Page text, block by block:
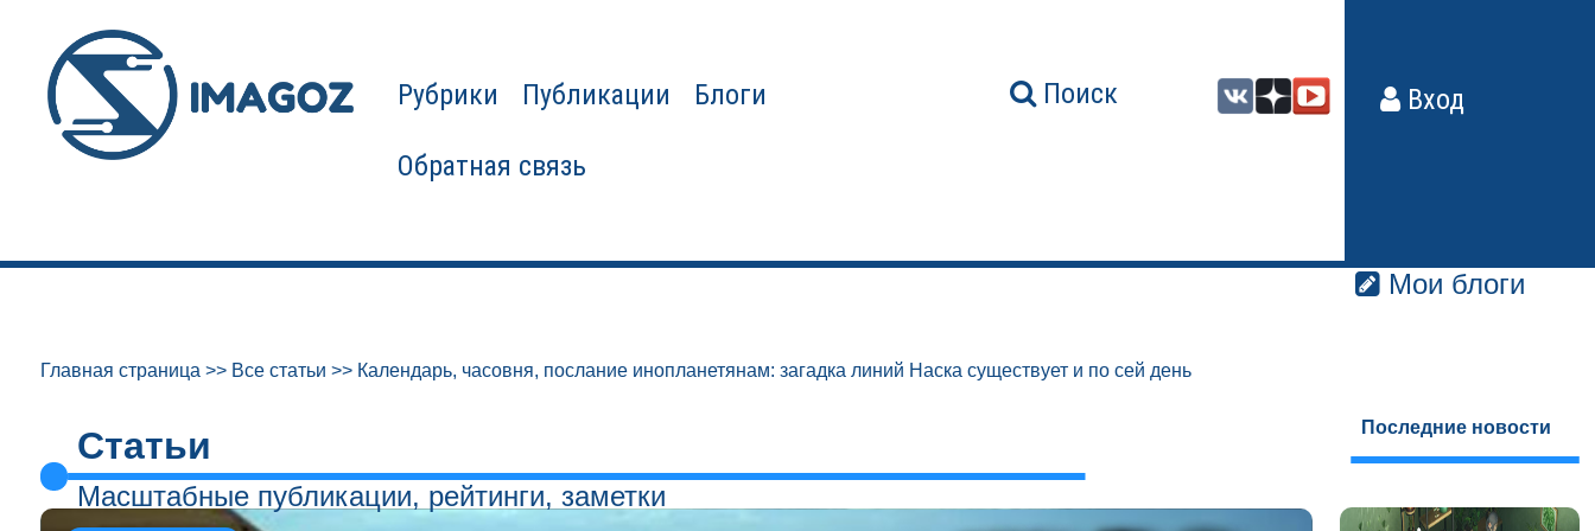
Рубрики Публикации Блоги
Обратная связь
Поиск Вход
Мои блоги
Главная страница >> Все статьи >> Календарь, часовня, послание инопланетянам: загадка линий Наска существует и по сей день
Статьи
Масштабные публикации, рейтинги, заметки
Последние новости